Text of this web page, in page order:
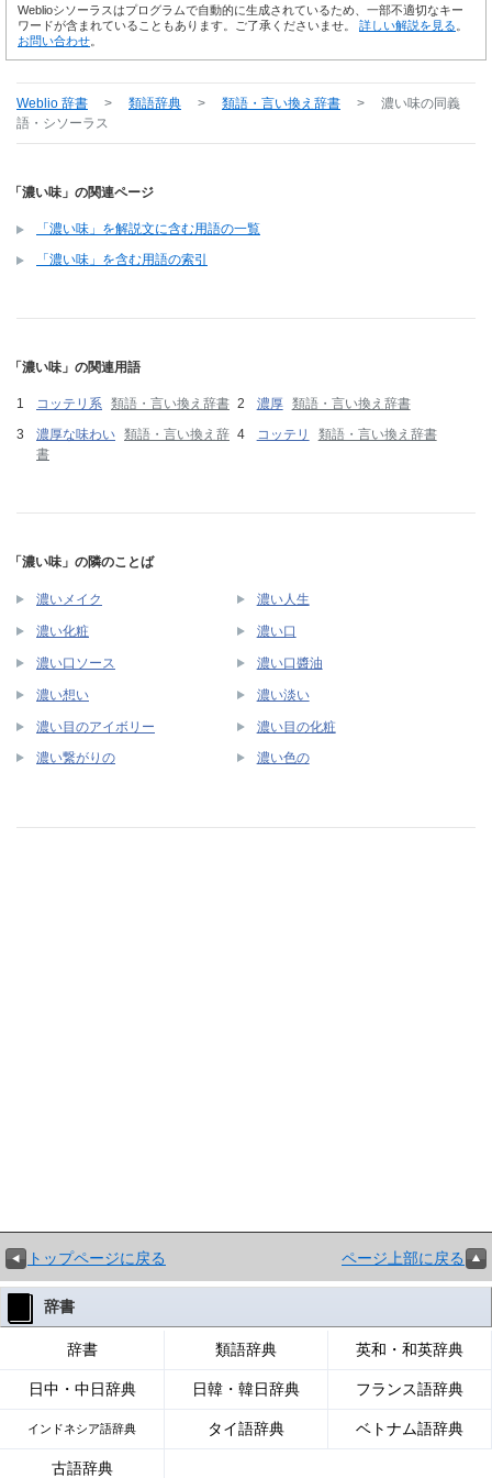
Weblioシソーラスはプログラムで自動的に生成されているため、一部不適切なキー
ワードが含まれていることもあります。ご了承くださいませ。 詳しい解説を見る。
お問い合わせ。
Weblio 辞書 > 類語辞典 > 類語・言い換え辞書 > 濃い味の同義
語・シソーラス
「濃い味」の関連ページ
「濃い味」を解説文に含む用語の一覧
「濃い味」を含む用語の索引
「濃い味」の関連用語
コッテリ系 類語・言い換え辞書 濃厚 類語・言い換え辞書
濃厚な味わい 類語・言い換え辞
書
コッテリ 類語・言い換え辞書
「濃い味」の隣のことば
濃いメイク 濃い人生
濃い化粧 濃い口
濃い口ソース 濃い口醬油
濃い想い 濃い淡い
濃い目のアイボリー 濃い目の化粧
濃い繋がりの 濃い色の
トップページに戻る ページ上部に戻る
辞書
辞書 類語辞典 英和・和英辞典
日中・中日辞典 日韓・韓日辞典 フランス語辞典
インドネシア語辞典 タイ語辞典 ベトナム語辞典
古語辞典